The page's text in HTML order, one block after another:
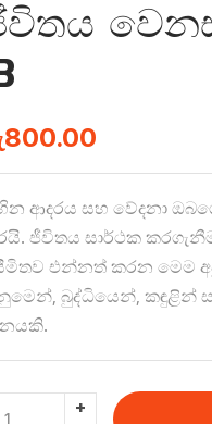
800.00
ආදරය සහ වේදනා
ජීවිතය සාර්ථක
එන්නත් කරන මෙම
බුද්ධියෙන්, කඳුළින්